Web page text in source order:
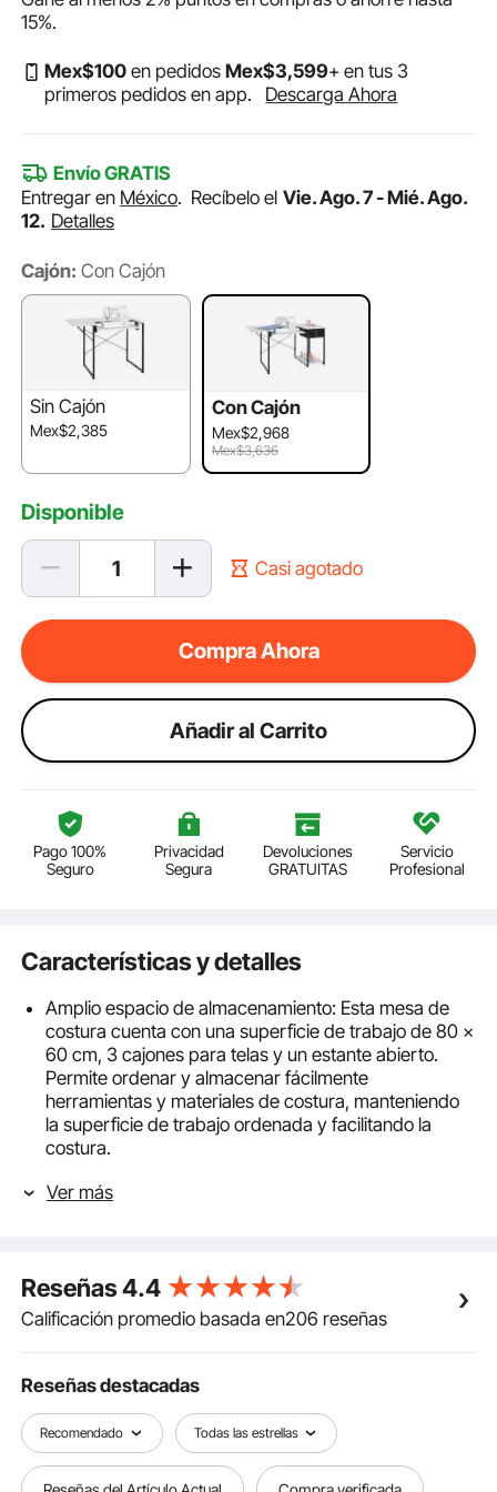
15%.
Mex$100 en pedidosMex$3,599+ en tus 3
primeros pedidos en app.
Descarga Ahora
Envío GRATIS
Entregar en México. Recíbelo el Vie. Ago. 7 - Mié. Ago.
12. Detalles
Cajón: Con Cajón
Sin Cajón
Mex$2,385
Con Cajón
Mex$2,968
Mex$3,636
Disponible
Casi agotado
Compra Ahora
Añadir al Carrito
Pago 100%
Seguro
Privacidad
Segura
Devoluciones
GRATUITAS
Servicio
Profesional
Características y detalles
Amplio espacio de almacenamiento: Esta mesa de
costura cuenta con una superficie de trabajo de 80 x
60 cm, 3 cajones para telas y un estante abierto.
Permite ordenar y almacenar fácilmente
herramientas y materiales de costura, manteniendo
la superficie de trabajo ordenada y facilitando la
costura.
cuenta con un tablero de MDF de 1,5 cm de grosor, lo
almohadilla ajustable se adapta a diversos tipos de
suelo.
Ajuste de altura flexible: Equipado con un estante
adapta a bases de máquinas de coser de diferentes
portátiles o teclados, ajustando la altura del estante
para una colocación estable de la máquina de coser.
Estante lateral extensible: Esta mesa de costura
Ver más
Reseñas4.4
Calificación promedio basada en206 reseñas
Reseñas destacadas
Recomendado Todas las estrellas